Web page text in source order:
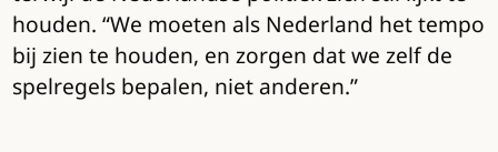
houden. “We moeten als Nederland het tempo
bij zien te houden, en zorgen dat we zelf de
spelregels bepalen, niet anderen.”